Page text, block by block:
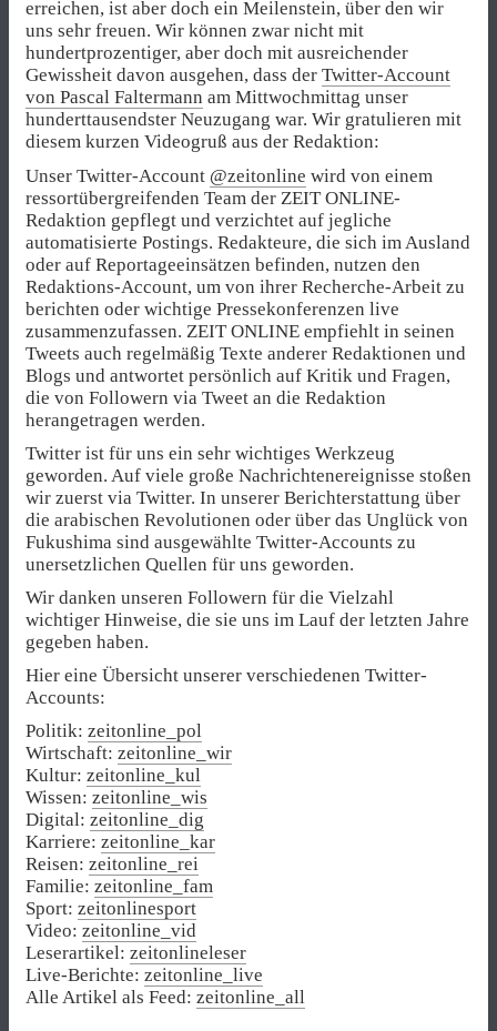
erreichen, ist aber doch ein Meilenstein, über den wir
uns sehr freuen. Wir können zwar nicht mit
hundertprozentiger, aber doch mit ausreichender
Gewissheit davon ausgehen, dass der Twitter-Account
von Pascal Faltermann am Mittwochmittag unser
hunderttausendster Neuzugang war. Wir gratulieren mit
diesem kurzen Videogruß aus der Redaktion:
Unser Twitter-Account @zeitonline wird von einem
ressortübergreifenden Team der ZEIT ONLINE-
Redaktion gepflegt und verzichtet auf jegliche
automatisierte Postings. Redakteure, die sich im Ausland
oder auf Reportageeinsätzen befinden, nutzen den
Redaktions-Account, um von ihrer Recherche-Arbeit zu
berichten oder wichtige Pressekonferenzen live
zusammenzufassen. ZEIT ONLINE empfiehlt in seinen
Tweets auch regelmäßig Texte anderer Redaktionen und
Blogs und antwortet persönlich auf Kritik und Fragen,
die von Followern via Tweet an die Redaktion
herangetragen werden.
Twitter ist für uns ein sehr wichtiges Werkzeug
geworden. Auf viele große Nachrichtenereignisse stoßen
wir zuerst via Twitter. In unserer Berichterstattung über
die arabischen Revolutionen oder über das Unglück von
Fukushima sind ausgewählte Twitter-Accounts zu
unersetzlichen Quellen für uns geworden.
Wir danken unseren Followern für die Vielzahl
wichtiger Hinweise, die sie uns im Lauf der letzten Jahre
gegeben haben.
Hier eine Übersicht unserer verschiedenen Twitter-
Accounts:
Politik: zeitonline_pol
Wirtschaft: zeitonline_wir
Kultur: zeitonline_kul
Wissen: zeitonline_wis
Digital: zeitonline_dig
Karriere: zeitonline_kar
Reisen: zeitonline_rei
Familie: zeitonline_fam
Sport: zeitonlinesport
Video: zeitonline_vid
Leserartikel: zeitonlineleser
Live-Berichte: zeitonline_live
Alle Artikel als Feed: zeitonline_all